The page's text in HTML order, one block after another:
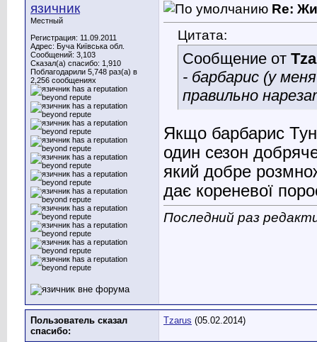
язичник
Местный
Регистрация: 11.09.2011
Адрес: Буча Київська обл.
Сообщений: 3,103
Сказал(а) спасибо: 1,910
Поблагодарили 5,748 раз(а) в
2,256 сообщениях
Re:
Цитата:
Сообщение от
- барбарис (у
правильно
Якщо барбарис
один сезон
який добре
дає кореневої
Последний раз
Пользователь сказал
cпасибо:
Tzarus (05.02.2014)